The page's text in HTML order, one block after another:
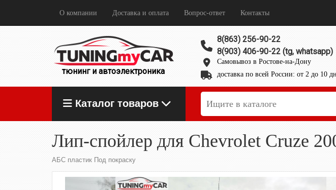
О компании Доставка и оплата Вопрос-ответ Контакты
тюнинг и автоэлектроника
8(863) 256-90-22
8(903) 406-90-22 (tg, whatsapp)
Самовывоз в Ростове-на-Дону
доставка по всей России: от 2 до 10
Каталог товаров
Лип-спойлер для Chevrolet Cruze
АБС пластик Под покраску